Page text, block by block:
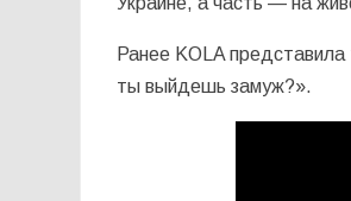
Ранее KOLA
ты выйдешь замуж?».